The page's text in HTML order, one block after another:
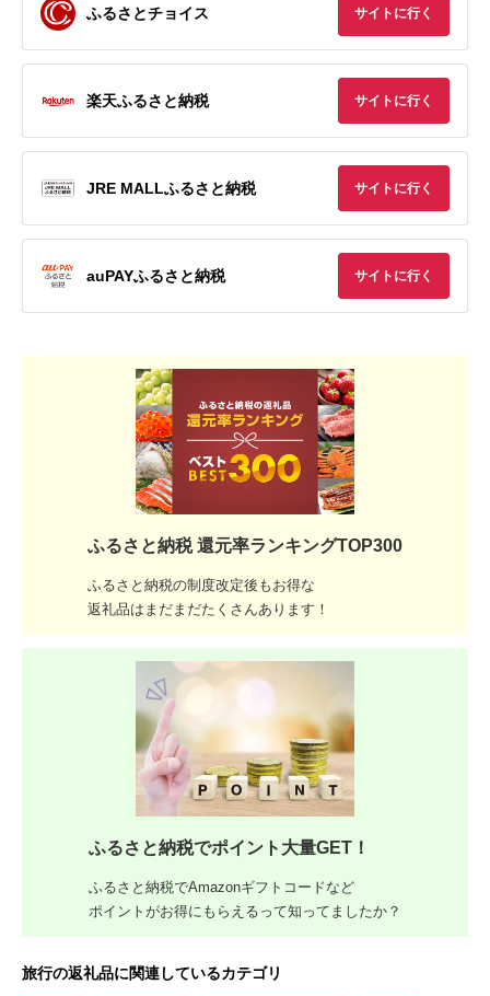
ふるさとチョイス サイトに行く
楽天ふるさと納税 サイトに行く
JRE MALLふるさと納税 サイトに行く
auPAYふるさと納税 サイトに行く
ふるさと納税 還元率ランキングTOP300
ふるさと納税の制度改定後もお得な
返礼品はまだまだたくさんあります！
ふるさと納税でポイント大量GET！
ふるさと納税でAmazonギフトコードなど
ポイントがお得にもらえるって知ってましたか？
旅行の返礼品に関連しているカテゴリ